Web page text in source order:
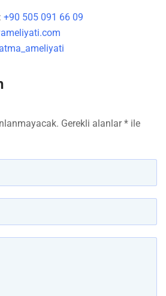
+90 505 091 66 09
Gerekli alanlar* ile